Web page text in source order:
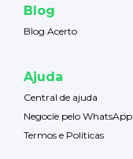
Blog
Blog Acerto
Ajuda
Central de ajuda
Negocie pelo WhatsApp
Termos e Políticas